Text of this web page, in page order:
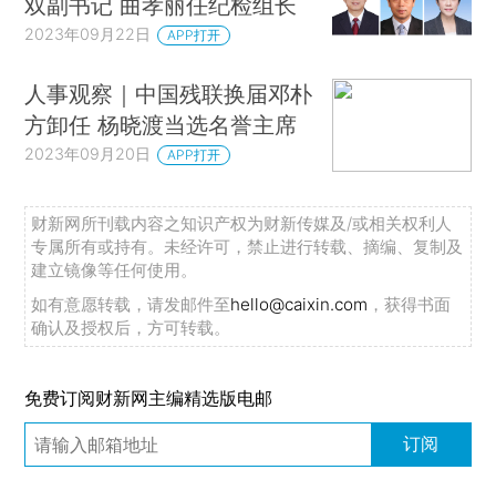
2023年09月22日 APP打开
人事观察｜中国残联换届邓朴
方卸任 杨晓渡当选名誉主席
2023年09月20日 APP打开
财新网所刊载内容之知识产权为财新传媒及/或相关权利人
专属所有或持有。未经许可，禁止进行转载、摘编、复制及
建立镜像等任何使用。
如有意愿转载，请发邮件至hello@caixin.com ，获得书面
确认及授权后，方可转载。
免费订阅财新网主编精选版电邮
订阅